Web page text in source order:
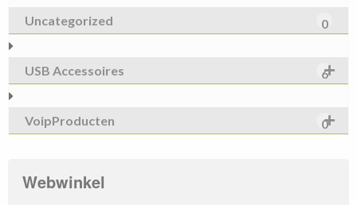
Uncategorized 0
USB Accessoires 6
VoipProducten 0
Webwinkel